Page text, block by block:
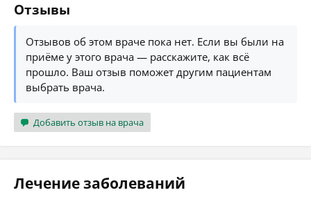
Отзывы
Отзывов об этом враче пока нет. Если вы были на
приёме у этого врача — расскажите, как всё
прошло. Ваш отзыв поможет другим пациентам
выбрать врача.
Добавить отзыв на врача
Лечение заболеваний